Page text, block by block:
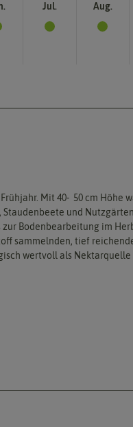
Jul. Aug.
Mit 40- 50 cm Höhe
und
Bodenbearbeitung im
sammelnden, tief
wertvoll als Nektarquelle